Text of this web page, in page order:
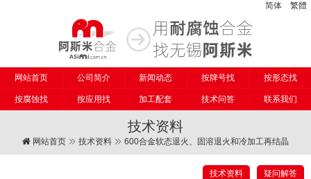
简体 繁體
网站首页 公司简介 新闻动态 按牌号找 按形态找
按腐蚀找 按应用找 加工配套 技术问答 联系我们
技术资料
网站首页 技术资料 600合金软态退火、固溶退火和冷加工再结晶
技术资料 疑问解答